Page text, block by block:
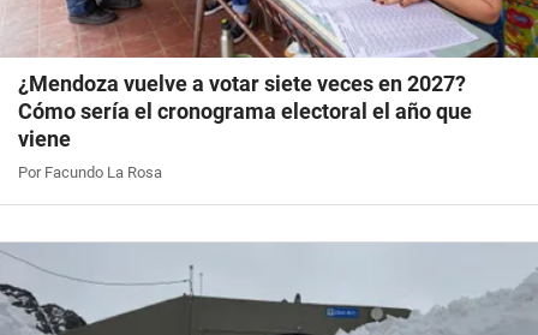
¿Mendoza vuelve a votar siete veces en 2027?
Cómo sería el cronograma electoral el año que
viene
Por Facundo La Rosa